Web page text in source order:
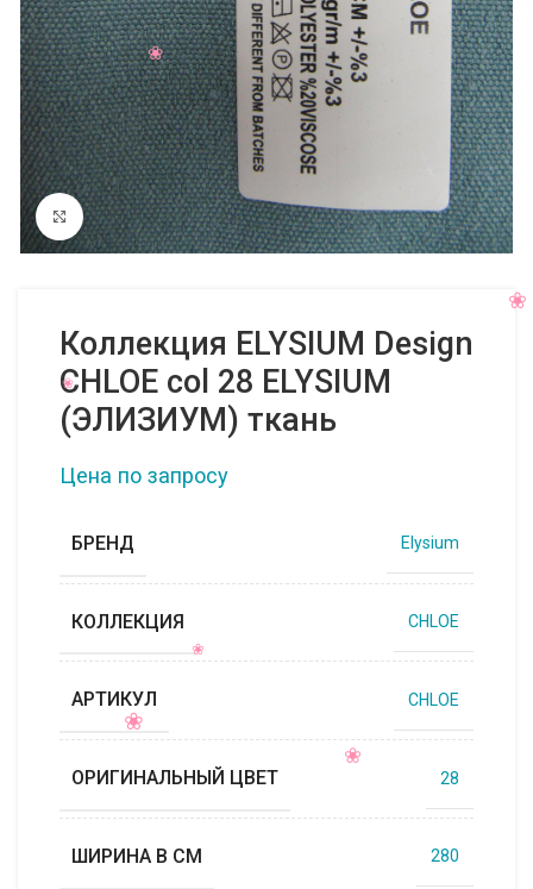
Нажмите, чтобы увеличить
Коллекция ELYSIUM Design
CHLOE col 28 ELYSIUM
(ЭЛИЗИУМ) ткань
Цена по запросу
БРЕНД Elysium
КОЛЛЕКЦИЯ CHLOE
АРТИКУЛ CHLOE
ОРИГИНАЛЬНЫЙ ЦВЕТ 28
ШИРИНА В СМ 280